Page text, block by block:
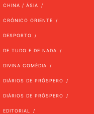
CHINA / ÁSIA
CRÓNICO ORIENTE
DESPORTO
DE TUDO E DE NADA
DIVINA COMÉDIA
DIÁRIOS DE PRÓSPERO
DIÁRIOS DE PRÓSPERO
EDITORIAL